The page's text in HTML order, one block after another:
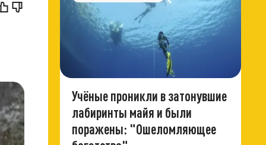
Учёные проникли в затонувшие
лабиринты майя и были
поражены: "Ошеломляющее